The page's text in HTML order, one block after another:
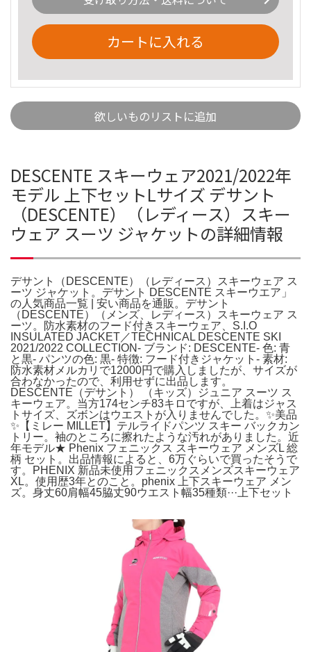
カートに入れる
欲しいものリストに追加
DESCENTE スキーウェア2021/2022年
モデル 上下セットLサイズ デサント
（DESCENTE）（レディース）スキー
ウェア スーツ ジャケットの詳細情報
デサント（DESCENTE）（レディース）スキーウェア ス
ーツ ジャケット。デサント DESCENTE スキーウエア」
の人気商品一覧 | 安い商品を通販。デサント
（DESCENTE）（メンズ、レディース）スキーウェア ス
ーツ。防水素材のフード付きスキーウェア、S.I.O
INSULATED JACKET／TECHNICAL DESCENTE SKI
2021/2022 COLLECTION- ブランド: DESCENTE- 色: 青
と黒- パンツの色: 黒- 特徴: フード付きジャケット- 素材:
防水素材メルカリで12000円で購入しましたが、サイズが
合わなかったので、利用せずに出品します。
DESCENTE（デサント） （キッズ）ジュニア スーツ ス
キーウェア。当方174センチ83キロですが、上着はジャス
トサイズ、ズボンはウエストが入りませんでした。✨美品
✨【ミレー MILLET】テルライドパンツ スキー バックカン
トリー。袖のところに擦れたような汚れがありました。近
年モデル★ Phenix フェニックス スキーウェア メンズL 総
柄 セット。出品情報によると、6万ぐらいで買ったそうで
す。PHENIX 新品未使用フェニックスメンズスキーウェア
XL。使用歴3年とのこと。phenix 上下スキーウェア メン
ズ。身丈60肩幅45脇丈90ウエスト幅35種類···上下セット